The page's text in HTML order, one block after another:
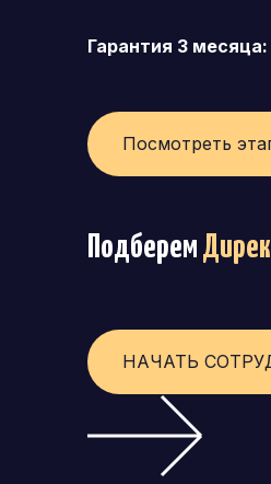
Генеральный директор
Коммерческий
Операционный
Директор по
Финансовый директор
Технический директор
Гарантия 3 месяца:
Посмотреть
Подберем
НАЧАТЬ